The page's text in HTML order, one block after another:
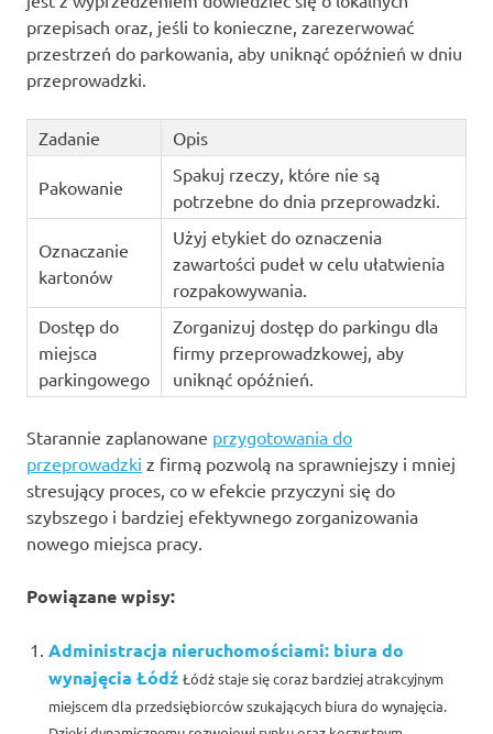
przepisach oraz, jeśli to konieczne, zarezerwować
przestrzeń do parkowania, aby uniknąć opóźnień w dniu
przeprowadzki.
Zadanie Opis
Pakowanie
Spakuj rzeczy, które nie są
potrzebne do dnia przeprowadzki.
Oznaczanie
kartonów
Użyj etykiet do oznaczenia
zawartości pudeł w celu ułatwienia
rozpakowywania.
Dostęp do
miejsca
parkingowego
Zorganizuj dostęp do parkingu dla
firmy przeprowadzkowej, aby
uniknąć opóźnień.
Starannie zaplanowane przygotowania do
przeprowadzki z firmą pozwolą na sprawniejszy i mniej
stresujący proces, co w efekcie przyczyni się do
szybszego i bardziej efektywnego zorganizowania
nowego miejsca pracy.
Powiązane wpisy:
Administracja nieruchomościami: biura do
wynajęcia Łódź Łódź staje się coraz bardziej atrakcyjnym
miejscem dla przedsiębiorców szukających biura do wynajęcia.